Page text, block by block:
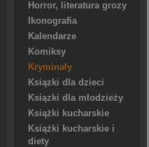
Horror, literatura grozy
Ikonografia
Kalendarze
Komiksy
Kryminały
Ksiązki dla dzieci
Ksiązki dla młodzieży
Książki kucharskie
Książki kucharskie i
diety